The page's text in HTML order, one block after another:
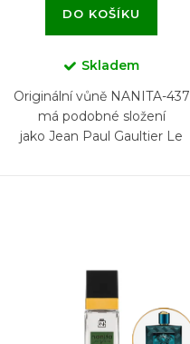
DO KOŠÍKU
Skladem
Originální vůně NANITA-437
má podobné složení
jako Jean Paul Gaultier Le